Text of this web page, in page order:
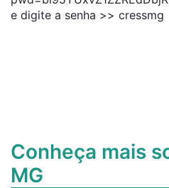
e digite a senha >> cressmg
Conheça mais
MG